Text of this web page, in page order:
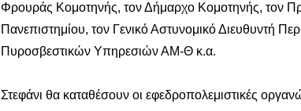
Φρουράς Κομοτηνής, τον Δήμαρχο Κομοτηνής, τον
Πανεπιστημίου, τον Γενικό Αστυνομικό Διευθυντή
Πυροσβεστικών Υπηρεσιών ΑΜ-Θ κ.α.
Στεφάνι θα καταθέσουν οι εφεδροπολεμιστικές